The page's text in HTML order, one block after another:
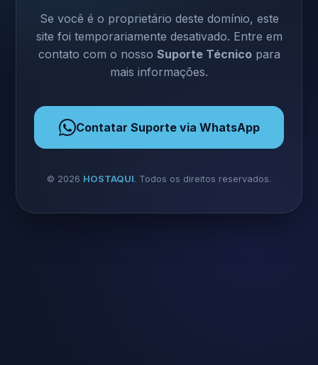
Se você é o proprietário deste domínio, este
site foi temporariamente desativado. Entre em
contato com o nosso Suporte Técnicopara
mais informações.
Contatar Suporte via WhatsApp
© 2026 HOSTAQUI. Todos os direitos reservados.